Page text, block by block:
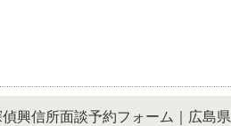
偵興信所面談予約フォーム｜広島県